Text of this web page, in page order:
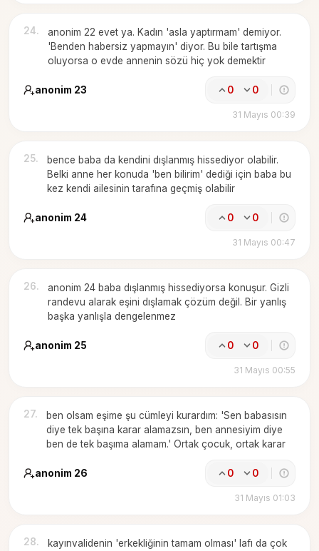
24.
anonim 22 evet ya. Kadın 'asla yaptırmam' demiyor.
'Benden habersiz yapmayın' diyor. Bu bile tartışma
oluyorsa o evde annenin sözü hiç yok demektir
anonim 23 0 0
31 Mayıs 00:39
25.
bence baba da kendini dışlanmış hissediyor olabilir.
Belki anne her konuda 'ben bilirim' dediği için baba bu
kez kendi ailesinin tarafına geçmiş olabilir
anonim 24 0 0
31 Mayıs 00:47
26.
anonim 24 baba dışlanmış hissediyorsa konuşur. Gizli
randevu alarak eşini dışlamak çözüm değil. Bir yanlış
başka yanlışla dengelenmez
anonim 25 0 0
31 Mayıs 00:55
27.
ben olsam eşime şu cümleyi kurardım: 'Sen babasısın
diye tek başına karar alamazsın, ben annesiyim diye
ben de tek başıma alamam.' Ortak çocuk, ortak karar
anonim 26 0 0
31 Mayıs 01:03
28.
kayınvalidenin 'erkekliğinin tamam olması' lafı da çok